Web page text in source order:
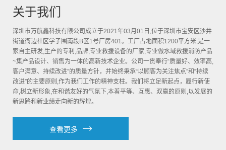
关于我们
深圳市万航鑫科技有限公司成立于2021年03月01日,位于深圳市宝安区沙井
街道衙边社区学子围南段B区1号厂房401。工厂占地面积1200平方米,是一
家自主研发,生产的专利,品牌,专业救援设备的厂家,专业做水域救援消防产品
~集产品设计、销售为一体的高新技术企业。公司一贯奉行“质量好、效率高,
客户满意、持续改进”的质量方针，并始终秉承“以顾客为关注焦点”和“持续
改进”的主要原则,作为我们工作的精神支柱。我们将立足新起点，履行新使
命,树立新形象,在和谐友好的气氛下,本着平等、互惠、双赢的原则,以发展的
新思路和新业绩走向新的辉煌。
查看更多